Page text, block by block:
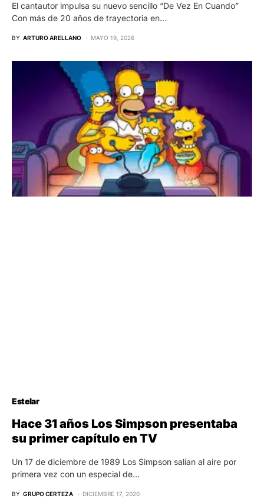
El cantautor impulsa su nuevo sencillo “De Vez En Cuando”
Con más de 20 años de trayectoria en…
BY ARTURO ARELLANO MAYO 19, 2026
Estelar
Hace 31 años Los Simpson presentaba
su primer capítulo en TV
Un 17 de diciembre de 1989 Los Simpson salían al aire por
primera vez con un especial de…
BY GRUPO CERTEZA DICIEMBRE 17, 2020